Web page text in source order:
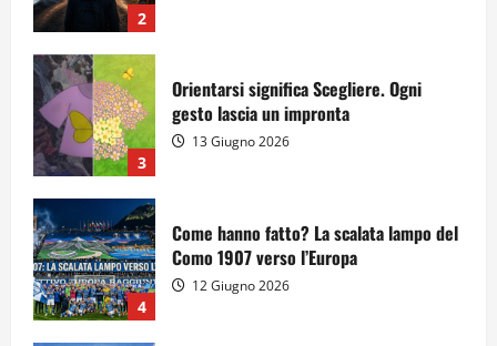
2
3
Orientarsi significa Scegliere. Ogni
gesto lascia un impronta
13 Giugno 2026
4
Come hanno fatto? La scalata lampo del
Como 1907 verso l’Europa
12 Giugno 2026